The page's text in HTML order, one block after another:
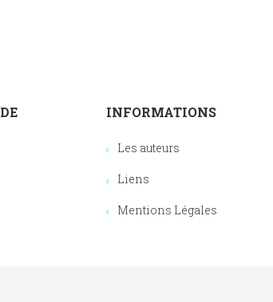
INFORMATIONS
Les auteurs
Liens
Mentions Légales